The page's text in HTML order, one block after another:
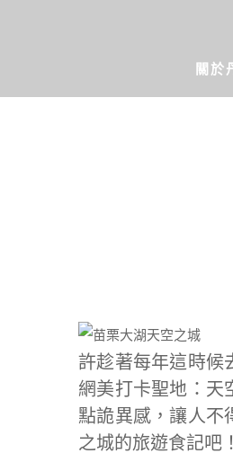
關於
許趁著每年這時候
網美打卡聖地：天
點詭異感，讓人不
之城的旅遊食記吧！